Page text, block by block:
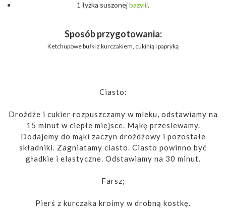
1 łyżka suszonejbazylii.
Sposób przygotowania:
Ketchupowe bułki z kurczakiem, cukinią i papryką
Ciasto:
Drożdże i cukier rozpuszczamy w mleku, odstawiamy na
15 minut w ciepłe miejsce. Mąkę przesiewamy.
Dodajemy do mąki zaczyn drożdżowy i pozostałe
składniki. Zagniatamy ciasto. Ciasto powinno być
gładkie i elastyczne. Odstawiamy na 30 minut.
Farsz;
Pierś z kurczaka kroimy w drobną kostkę.